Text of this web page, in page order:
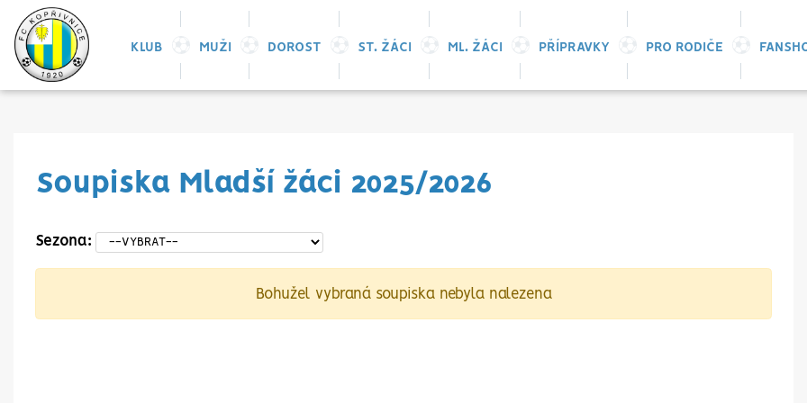
KLUB MUŽI DOROST ST. ŽÁCI ML. ŽÁCI PŘÍPRAVKY PRO RODIČE
Soupiska Mladší žáci 2025/2026
Sezona:
Bohužel vybraná soupiska nebyla nalezena